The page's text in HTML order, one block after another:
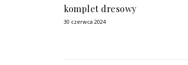
komplet dresowy
30 czerwca 2024